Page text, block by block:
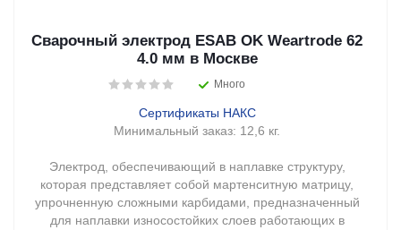
Сварочный электрод ESAB OK Weartrode 62
4.0 мм в Москве
Много
Сертификаты НАКС
Минимальный заказ: 12,6 кг.
Электрод, обеспечивающий в наплавке структуру,
которая представляет собой мартенситную матрицу,
упрочненную сложными карбидами, предназначенный
для наплавки износостойких слоев работающих в